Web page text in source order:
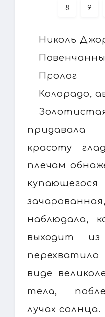
8 9
Николь
Пролог
Колорадо,
красоту
плечам
купающегося
наблюдала,
выходит
виде
тела,
лучах солнца.